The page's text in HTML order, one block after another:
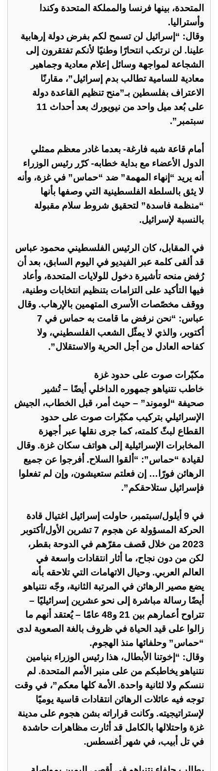
المتحدة، بينها فرنسا والمملكة المتحدة وكندا
وأستراليا.
وقال: “إسرائيل لن تسمح لكم بفرض دولة إرهابية
علينا. لن نرتكب انتحارًا وطنيًا لأنكم تفتقرون إلى
الشجاعة لمواجهة وسائل إعلام معادية وجماهير
معادية للسامية تطالب بدم إسرائيل”، مقارنًا
الاعتراف بفلسطين بـ”منح تنظيم القاعدة دولة
على بُعد ميل واحد من نيويورك بعد أحداث 11
سبتمبر”.
أمام قاعة شبه فارغة- بعدما غادر معظم ممثلي
الدول الأعضاء مع بداية خطابه- كرّر رئيس الوزراء
أنه يريد “إنهاء المهمة” ضد “حماس” في غزة، وأنه
لا يثق بالسلطة الفلسطينية التي وصفها بأنها
“منظمة فاسدة” لتحقيق شروط سلام مقبولة
بالنسبة لإسرائيل.
في المقابل، كان الرئيس الفلسطيني محمود عباس
قد ألقى كلمة عبر الفيديو في اليوم السابق، بعد أن
رُفض منحه تأشيرة دخول للولايات المتحدة، وأعاد
فيها التأكيد على التزامات بتنظيم انتخابات وطنية،
ووقف مخصّصات الأسرى المتهمين بالإرهاب. وقال
عباس: “نحن نرفض ما قامت به حماس في 7
أكتوبر، والذي لا يمثّل الشعب الفلسطيني، ولا
كفاحه العادل من أجل الحرية والاستقلال”.
مكبّرات صوت على حدود غزة
خاطب نتنياهو جمهوره الداخلي أيضًا – تُشير
صحيفة “لوموند” – حيث أمر، قبل الخطاب، الجيش
الإسرائيلي بتركيب مكبّرات صوت على حدود
القطاع لبثّ كلمته، كما جرى نقلها عبر أجهزة
المخابرات الإسرائيلية إلى هواتف سكان غزة. وقال
لقيادة “حماس”: “ألقوا السلاح. أفرجوا عن جميع
الرهائن فورًا… إن فعلتم ستعيشون، وإن لم تفعلوا
فإسرائيل ستلاحقكم”.
في 9 أيلول/سبتمبر، حاولت إسرائيل اغتيال قادة
الحركة المسؤولة عن هجوم 7 تشرين الأول/أكتوبر
2023 من خلال قصف مقرّهم في الدوحة بقطر،
لكن من دون نجاح، ما أثار انتقادات واسعة في
العالم العربي. وحيال الاتهامات التي تلاحقه بأنه
يضع مصير الرهائن في المرتبة الثانية، وجّه نتنياهو
أيضًا رسالة مباشرة إلى نحو عشرين إسرائيليًا –
تتراوح أعمارهم بين 21 و48 عامًا – يُعتقد أنهم ما
زالوا على قيد الحياة في ظروف بالغة الصعوبة لدى
“حماس” وحلفائها منذ الهجوم.
وقال: “إخوتنا الأبطال، هذا رئيس الوزراء بنيامين
نتنياهو يخاطبكم من على منبر الأمم المتحدة. لم
ننسكم ولا لثانية واحدة. الأمة كلها معكم”، في وقت
توجه فيه عائلات الرهائن انتقادات قاسية يوميًا
لإستراتيجيته. وكانت قراراته بشن هجوم على مدينة
غزة واحتلالها بالكامل قد أثارت مظاهرات حاشدة
في تل أبيب، في شهر أغسطس.